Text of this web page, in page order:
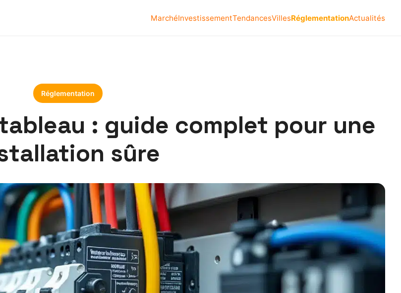
MarchéInvestissementTendancesVillesRéglementationActualités
Réglementation
: guide complet pour une
sûre